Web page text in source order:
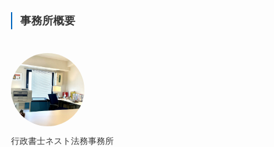
事務所概要
行政書士ネスト法務事務所